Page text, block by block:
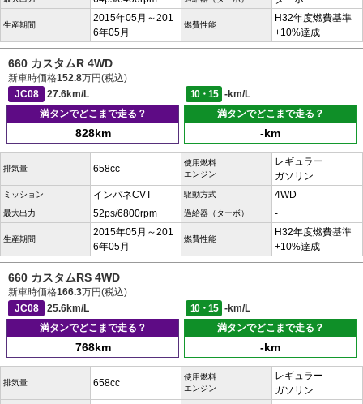
生産期間
2015年05月～201
6年05月
燃費性能
H32年度燃費基準
+10%達成
660 カスタムR 4WD
新車時価格152.8万円(税込)
JC08
27.6km/L 10・15
-km/L
満タンでどこまで走る？
828km
満タンでどこまで走る？
-km
排気量 658cc
使用燃料
エンジン
レギュラー
ガソリン
ミッション インパネCVT 駆動方式 4WD
最大出力 52ps/6800rpm 過給器（ターボ） -
生産期間
2015年05月～201
6年05月
燃費性能
H32年度燃費基準
+10%達成
660 カスタムRS 4WD
新車時価格166.3万円(税込)
JC08
25.6km/L 10・15
-km/L
満タンでどこまで走る？
768km
満タンでどこまで走る？
-km
排気量 658cc
使用燃料
エンジン
レギュラー
ガソリン